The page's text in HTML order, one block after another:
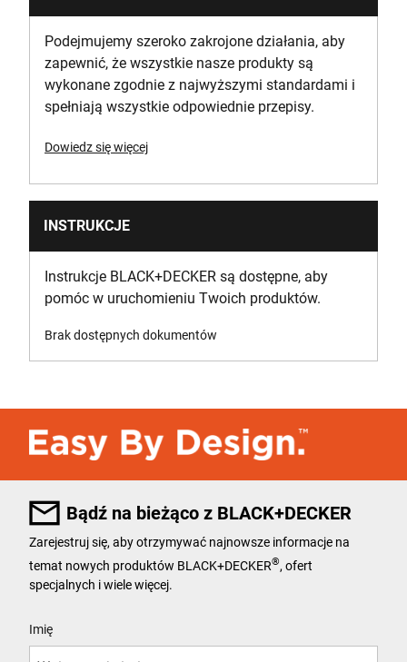
Podejmujemy szeroko zakrojone działania, aby
zapewnić, że wszystkie nasze produkty są
wykonane zgodnie z najwyższymi standardami i
spełniają wszystkie odpowiednie przepisy.
Dowiedz się więcej
INSTRUKCJE
Instrukcje BLACK+DECKER są dostępne, aby
pomóc w uruchomieniu Twoich produktów.
Brak dostępnych dokumentów
Bądź na bieżąco z BLACK+DECKER
Zarejestruj się, aby otrzymywać najnowsze informacje na
temat nowych produktów BLACK+DECKER® , ofert
specjalnych i wiele więcej.
Imię